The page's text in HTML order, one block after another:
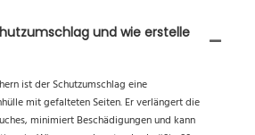
und wie erstelle
ist der Schutzumschlag eine
mit gefalteten Seiten. Er verlängert die
minimiert Beschädigungen und kann